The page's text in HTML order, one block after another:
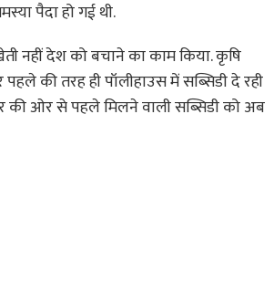
पैदा हो गई थी.
नहीं देश को बचाने का काम किया. कृषि
पहले की तरह ही पॉलीहाउस में सब्सिडी दे रही
की ओर से पहले मिलने वाली सब्सिडी को अब